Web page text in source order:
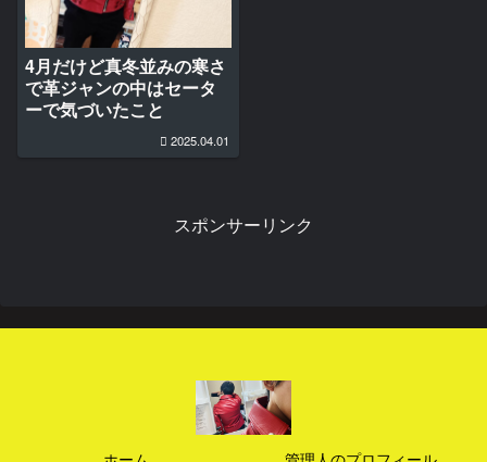
4月だけど真冬並みの寒さ
で革ジャンの中はセータ
ーで気づいたこと
2025.04.01
スポンサーリンク